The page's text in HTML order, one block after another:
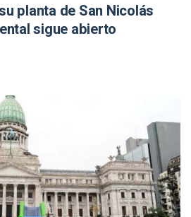
planta de San Nicolás
sigue abierto